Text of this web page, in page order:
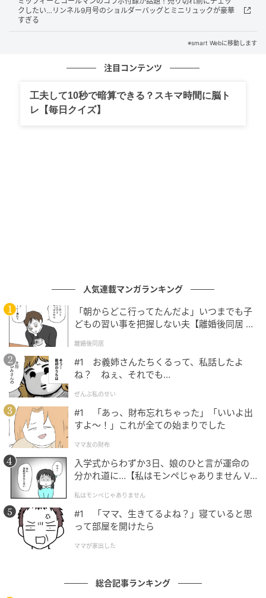
smart Web
バクテリアへ即効アプローチ
実は近年、世界中のサーファーの間で深刻な問題とな
っているのが、雨や嵐の後に発生する「海のバクテリ
ア汚染」。大雨の後の海には、河川を通じて下水や生
活排水が流れ込み、危険なバクテリアの濃度が急上昇
する。海上がりに「なぜか体調が優れない」「お口の
トラブルが気になる」という経験があるなら、それは
海水に含まれるバクテリアが原因かもしれない。
独自特許成分「ネオナイシン-e®」が、口内トラブル
や海水由来のバクテリアに瞬時にアプローチして清潔
クしたい…リンネル9月号のショルダーバッグとミニリュックが豪華
すぎる
※smart Webに移動します
注目コンテンツ
工夫して10秒で暗算できる？スキマ時間に脳ト
レ【毎日クイズ】
人気連載マンガランキング
「朝からどこ行ってたんだよ」いつまでも子
どもの習い事を把握しない夫【離婚後同居 Vo
離婚後同居
#1 お義姉さんたちくるって、私話したよ
ね？ ねぇ、それでも…
ぜんぶ私のせい
#1 「あっ、財布忘れちゃった」「いいよ出
すよ〜！」これが全ての始まりでした
ママ友の財布
入学式からわずか3日、娘のひと言が運命の
分かれ道に…【私はモンペじゃありません Vo
私はモンペじゃありません
#1 「ママ、生きてるよね？」寝ていると思
って部屋を開けたら
ママが家出した
総合記事ランキング